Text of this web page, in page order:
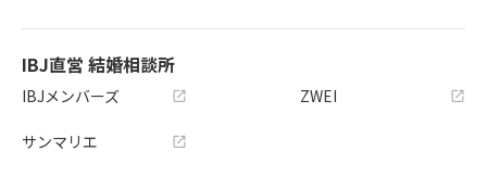
IBJ直営 結婚相談所
IBJメンバーズ
サンマリエ
ZWEI